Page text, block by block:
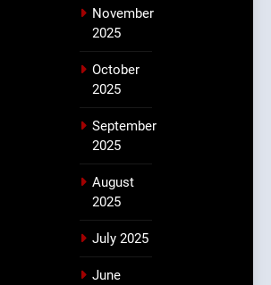
November
2025
October
2025
September
2025
August
2025
July 2025
June